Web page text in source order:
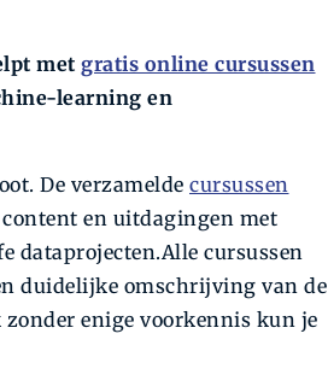
met gratis online cursussen
learning en
De verzamelde cursussen
en uitdagingen met
dataprojecten.Alle cursussen
duidelijke omschrijving van de
enige voorkennis kun je